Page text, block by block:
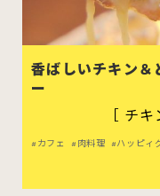
香ばしいチキン＆
ー
［ チ
カフェ 肉料理 ハッピィ